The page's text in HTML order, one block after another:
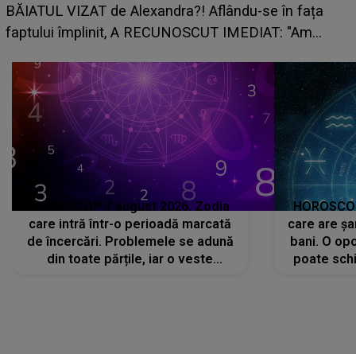
în fața
"Am
grabă îi aduce pierderi semnificative și îi dă
planurile peste cap
HOROSCOP 7 august 2026. Zodia
care intră într-o perioadă marcată
de încercări. Problemele se adună
din toate părțile, iar o veste
care are
bani. O
poate